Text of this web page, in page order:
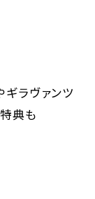
ラヴァンツ
典も